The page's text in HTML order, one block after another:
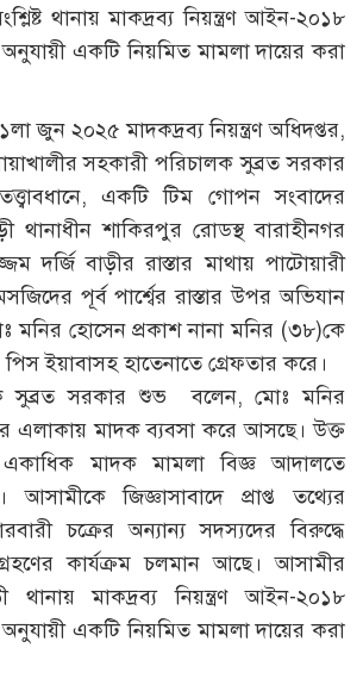
থানায় মাকদ্রব্য নিয়ন্ত্রণ আইন-২০১৮
একটি নিয়মিত মামলা দায়ের করা
জুন ২০২৫ মাদকদ্রব্য নিয়ন্ত্রণ অধিদপ্তর,
সহকারী পরিচালক সুব্রত সরকার
একটি টিম গোপন সংবাদের
থানাধীন শাকিরপুর রোডস্থ বারাহীনগর
দর্জি বাড়ীর রাস্তার মাথায় পাটোয়ারী
পূর্ব পার্শ্বের রাস্তার উপর অভিযান
মনির হোসেন প্রকাশ নানা মনির (৩৮)কে
ইয়াবাসহ হাতেনাতে গ্রেফতার করে।
সুব্রত সরকার শুভ বলেন, মোঃ মনির
এলাকায় মাদক ব্যবসা করে আসছে। উক্ত
একাধিক মাদক মামলা বিজ্ঞ আদালতে
আসামীকে জিজ্ঞাসাবাদে প্রাপ্ত তথ্যের
চক্রের অন্যান্য সদস্যদের বিরুদ্ধে
কার্যক্রম চলমান আছে। আসামীর
থানায় মাকদ্রব্য নিয়ন্ত্রণ আইন-২০১৮
একটি নিয়মিত মামলা দায়ের করা